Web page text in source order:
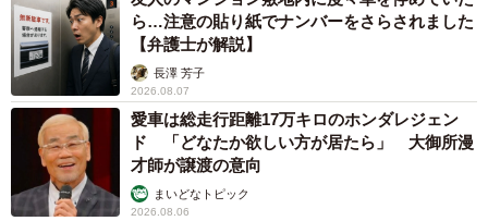
ら…注意の貼り紙でナンバーをさらされました
【弁護士が解説】
長澤 芳子
2026.08.07
愛車は総走行距離17万キロのホンダレジェン
ド 「どなたか欲しい方が居たら」 大御所漫
才師が譲渡の意向
まいどなトピック
2026.08.06